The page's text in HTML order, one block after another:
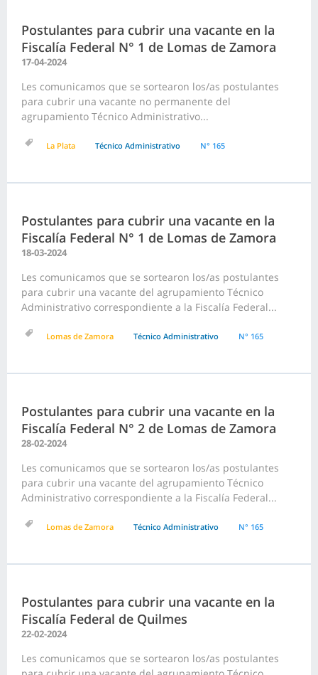
Postulantes para cubrir una vacante en la
Fiscalía Federal N° 1 de Lomas de Zamora
17-04-2024
Les comunicamos que se sortearon los/as postulantes
para cubrir una vacante no permanente del
agrupamiento Técnico Administrativo...
La Plata Técnico Administrativo N° 165
Postulantes para cubrir una vacante en la
Fiscalía Federal N° 1 de Lomas de Zamora
18-03-2024
Les comunicamos que se sortearon los/as postulantes
para cubrir una vacante del agrupamiento Técnico
Administrativo correspondiente a la Fiscalía Federal...
Lomas de Zamora Técnico Administrativo N° 165
Postulantes para cubrir una vacante en la
Fiscalía Federal N° 2 de Lomas de Zamora
28-02-2024
Les comunicamos que se sortearon los/as postulantes
para cubrir una vacante del agrupamiento Técnico
Administrativo correspondiente a la Fiscalía Federal...
Lomas de Zamora Técnico Administrativo N° 165
Postulantes para cubrir una vacante en la
Fiscalía Federal de Quilmes
22-02-2024
Les comunicamos que se sortearon los/as postulantes